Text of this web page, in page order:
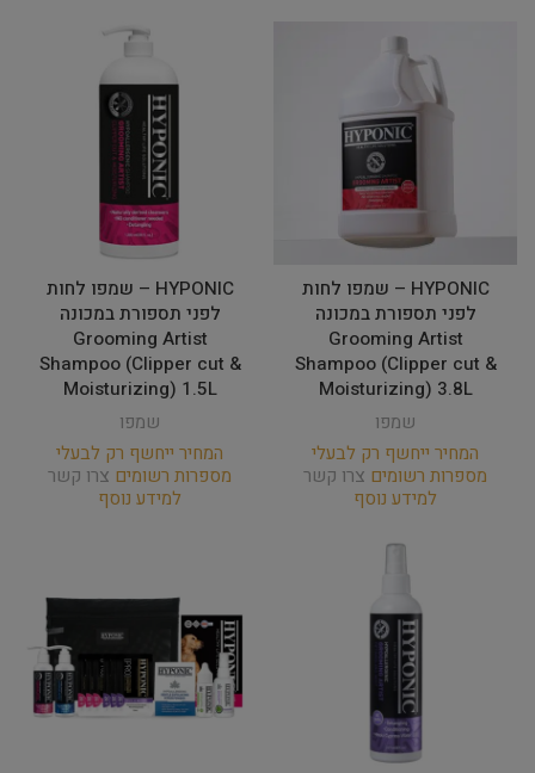
HYPONIC – שמפו לחות
לפני תספורת במכונה
Grooming Artist
Shampoo (Clipper cut &
Moisturizing) 3.8L
שמפו
המחיר ייחשף רק לבעלי
מספרות רשומים צרו קשר
למידע נוסף
HYPONIC – שמפו לחות
לפני תספורת במכונה
Grooming Artist
Shampoo (Clipper cut &
Moisturizing) 1.5L
שמפו
המחיר ייחשף רק לבעלי
מספרות רשומים צרו קשר
למידע נוסף